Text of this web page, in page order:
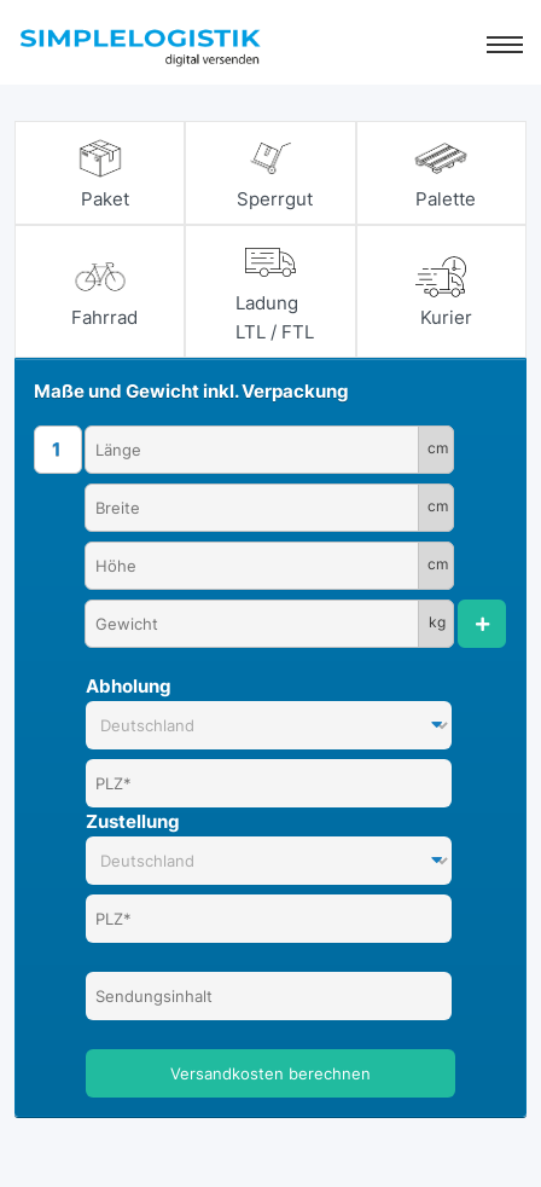
Paket Sperrgut Palette
Fahrrad
Ladung
LTL / FTL
Kurier
Maße und Gewicht inkl. Verpackung
1 cm
cm
cm
kg
Abholung
Zustellung
Versandkosten berechnen